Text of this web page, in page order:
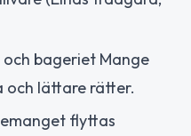
bageriet Mange
och lättare rätter.
flyttas